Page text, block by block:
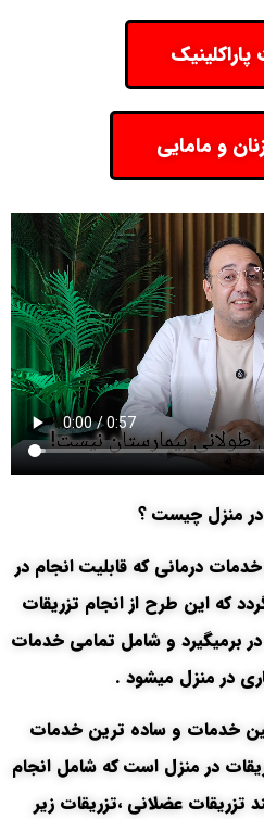
و مامایی
منزل چیست ؟
درمانی که قابلیت انجام در
که این طرح از انجام تزریقات
برمیگیرد و شامل تمامی خدمات
در منزل میشود .
خدمات و ساده ترین خدمات
در منزل است که شامل انجام
تزریقات عضلانی ،تزریقات زیر